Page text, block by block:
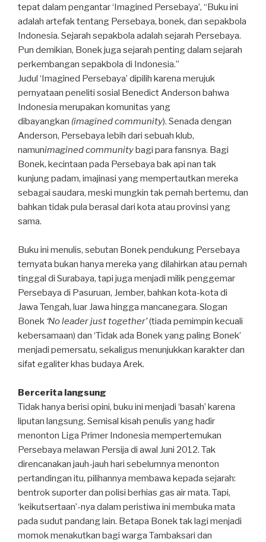
tepat dalam pengantar ‘Imagined Persebaya’, “Buku ini
adalah artefak tentang Persebaya, bonek, dan sepakbola
Indonesia. Sejarah sepakbola adalah sejarah Persebaya.
Pun demikian, Bonek juga sejarah penting dalam sejarah
perkembangan sepakbola di Indonesia.”
Judul ‘Imagined Persebaya’ dipilih karena merujuk
pernyataan peneliti sosial Benedict Anderson bahwa
Indonesia merupakan komunitas yang
dibayangkan (imagined community). Senada dengan
Anderson, Persebaya lebih dari sebuah klub,
namunimagined communitybagi para fansnya. Bagi
Bonek, kecintaan pada Persebaya bak api nan tak
kunjung padam, imajinasi yang mempertautkan mereka
sebagai saudara, meski mungkin tak pernah bertemu, dan
bahkan tidak pula berasal dari kota atau provinsi yang
sama.
Buku ini menulis, sebutan Bonek pendukung Persebaya
ternyata bukan hanya mereka yang dilahirkan atau pernah
tinggal di Surabaya, tapi juga menjadi milik penggemar
Persebaya di Pasuruan, Jember, bahkan kota-kota di
Jawa Tengah, luar Jawa hingga mancanegara. Slogan
Bonek ‘No leader just together’(tiada pemimpin kecuali
kebersamaan) dan ‘Tidak ada Bonek yang paling Bonek’
menjadi pemersatu, sekaligus menunjukkan karakter dan
sifat egaliter khas budaya Arek.
Bercerita langsung
Tidak hanya berisi opini, buku ini menjadi ‘basah’ karena
liputan langsung. Semisal kisah penulis yang hadir
menonton Liga Primer Indonesia mempertemukan
Persebaya melawan Persija di awal Juni 2012. Tak
direncanakan jauh-jauh hari sebelumnya menonton
pertandingan itu, pilihannya membawa kepada sejarah:
bentrok suporter dan polisi berhias gas air mata. Tapi,
‘keikutsertaan’-nya dalam peristiwa ini membuka mata
pada sudut pandang lain. Betapa Bonek tak lagi menjadi
momok menakutkan bagi warga Tambaksari dan